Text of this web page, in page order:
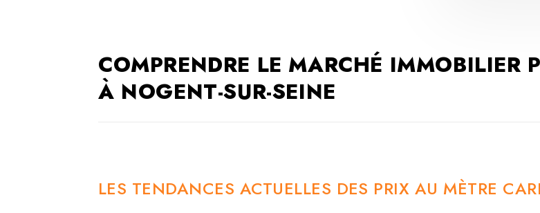
COMPRENDRE LE MARCHÉ IMMOBILIER
À NOGENT-SUR-SEINE
LES TENDANCES ACTUELLES DES PRIX AU MÈTRE